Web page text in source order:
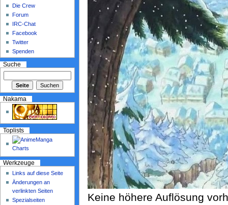
Keine höhere Auflösung
Die Crew
Forum
IRC-Chat
Facebook
Twitter
Spenden
Suche
Nakama
Toplists
Werkzeuge
Links auf diese Seite
Änderungen an
verlinkten Seiten
Spezialseiten